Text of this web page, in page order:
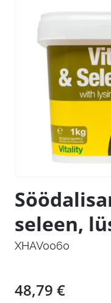
seleen,
XHAV0060
48,79 €